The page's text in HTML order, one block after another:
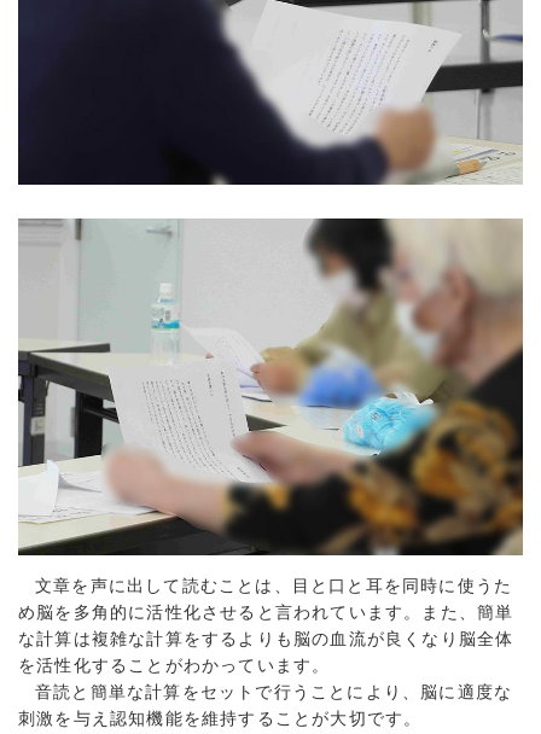
文章を声に出して読むことは、目と口と耳を同時に使うた
め脳を多角的に活性化させると言われています。また、簡単
な計算は複雑な計算をするよりも脳の血流が良くなり脳全体
を活性化することがわかっています。
音読と簡単な計算をセットで行うことにより、脳に適度な
刺激を与え認知機能を維持することが大切です。